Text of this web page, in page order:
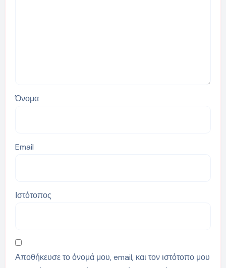
Όνομα
Email
Ιστότοπος
Αποθήκευσε το όνομά μου, email, και τον ιστότοπο μου